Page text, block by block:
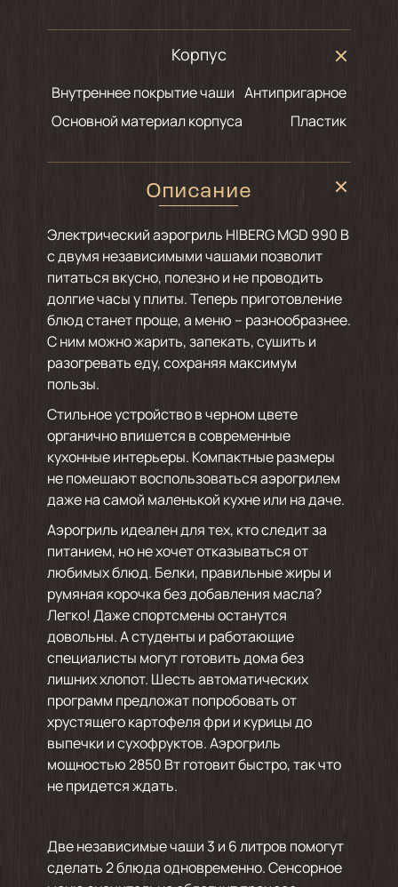
Корпус
Внутреннее покрытие чаши
Антипригарное
Основной материал корпуса
Пластик
Описание
Электрический аэрогриль HIBERG MGD 990 B
с двумя независимыми чашами позволит
питаться вкусно, полезно и не проводить
долгие часы у плиты. Теперь приготовление
блюд станет проще, а меню – разнообразнее.
С ним можно жарить, запекать, сушить и
разогревать еду, сохраняя максимум
пользы.
Стильное устройство в черном цвете
органично впишется в современные
кухонные интерьеры. Компактные размеры
не помешают воспользоваться аэрогрилем
даже на самой маленькой кухне или на даче.
Аэрогриль идеален для тех, кто следит за
питанием, но не хочет отказываться от
любимых блюд. Белки, правильные жиры и
румяная корочка без добавления масла?
Легко! Даже спортсмены останутся
довольны. А студенты и работающие
специалисты могут готовить дома без
лишних хлопот. Шесть автоматических
программ предложат попробовать от
хрустящего картофеля фри и курицы до
выпечки и сухофруктов. Аэрогриль
мощностью 2850 Вт готовит быстро, так что
не придется ждать.
Две независимые чаши 3 и 6 литров помогут
сделать 2 блюда одновременно. Сенсорное